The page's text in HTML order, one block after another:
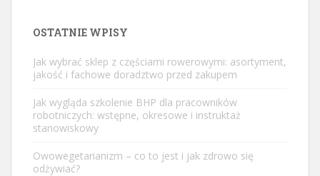
OSTATNIE WPISY
Jak wybrać sklep z częściami rowerowymi: asortyment,
jakość i fachowe doradztwo przed zakupem
Jak wygląda szkolenie BHP dla pracowników
robotniczych: wstępne, okresowe i instruktaż
stanowiskowy
Owowegetarianizm – co to jest i jak zdrowo się
odżywiać?